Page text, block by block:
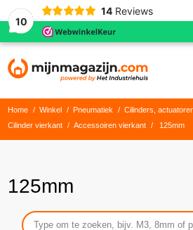
10
14 Reviews
Home / Winkel / Pneumatiek / Cilinders,
Cilinder vierkant
/ Accessoiren vierkant / 125mm
125mm